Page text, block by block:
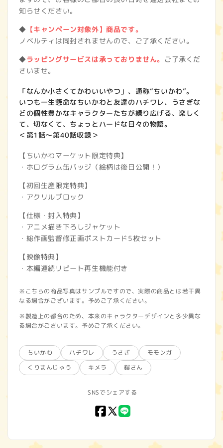
知らせください。
◆ 【キャンペーン対象外】商品です。
ノベルティは同封されませんので、ご了承ください。
◆ラッピングサービスは承っておりません。 ご了承くだ
さいませ。
「なんか小さくてかわいいやつ」、通称“ちいかわ”。
いつも一生懸命なちいかわと友達のハチワレ、うさぎな
どの個性豊かなキャラクターたちが繰り広げる、楽しく
て、切なくて、ちょっとハードな日々の物語。
＜第1話～第40話収録＞
【ちいかわマーケット限定特典】
・ホログラム缶バッジ（絵柄は後日公開！）
【初回生産限定特典】
・アクリルブロック
【仕様・封入特典】
・アニメ描き下ろしジャケット
・総作画監督修正画ポストカード5枚セット
【映像特典】
・本編連続リピート再生機能付き
※こちらの商品写真はサンプルですので、実際の商品とは若干異
なる場合がございます。予めご了承ください。
※製造上の都合のため、本来のキャラクターデザインと多少異な
る場合がございます。予めご了承ください。
ちいかわ ハチワレ うさぎ
モモンガ
くりまんじゅう
キメラ 鎧さん
SNSでシェアする
Facebook
X